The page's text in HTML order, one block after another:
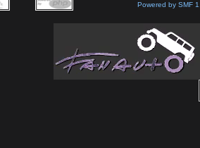
Powered by SMF